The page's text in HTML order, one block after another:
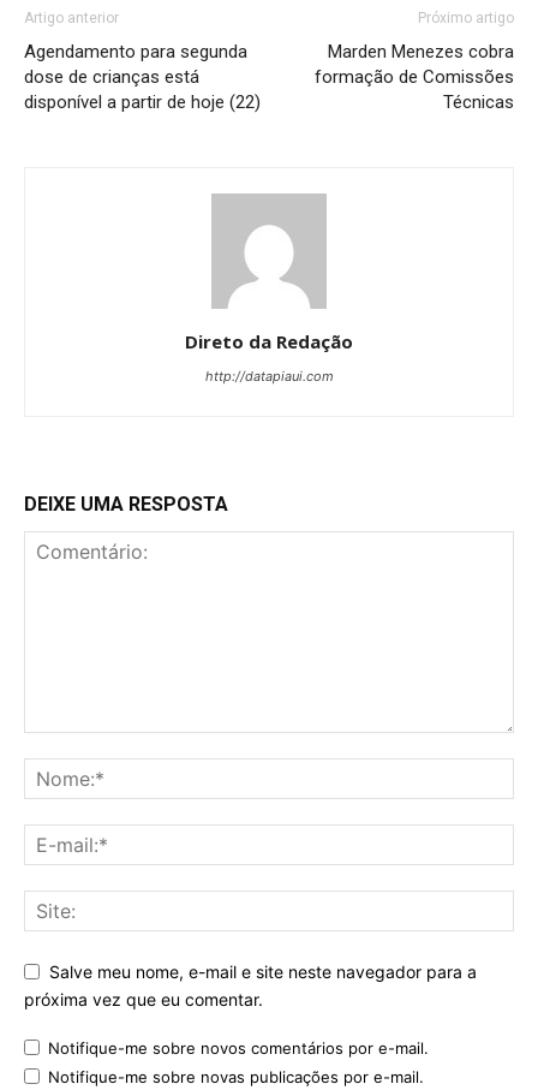
Artigo anterior
Agendamento para segunda
dose de crianças está
disponível a partir de hoje (22)
Próximo artigo
Marden Menezes cobra
formação de Comissões
Técnicas
Direto da Redação
http://datapiaui.com
DEIXE UMA RESPOSTA
Salve meu nome, e-mail e site neste navegador para a
próxima vez que eu comentar.
Notifique-me sobre novos comentários por e-mail.
Notifique-me sobre novas publicações por e-mail.